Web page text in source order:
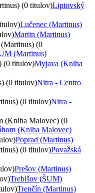
(0 titulov)Liptovský
Lučenec (Martinus)
Martin (Martinus)
(0
(Martinus)
(0 titulov)Myjava (Kniha
(0 titulov)Nitra - Centro
(0 titulov)Nitra -
(Kniha Malovec) (0
(Kniha Malovec)
Poprad (Martinus)
(0 titulov)Považská
Prešov (Martinus)
Trebišov (ŠUM)
Trenčín (Martinus)